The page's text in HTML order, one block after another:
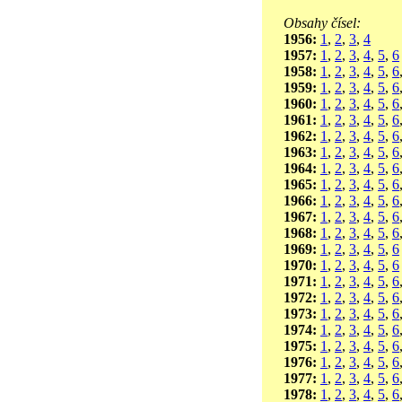
Obsahy čísel:
1956: 1 , 2, 3, 4
1957: 1 , 2, 3, 4, 5, 6
1958: 1 , 2, 3, 4, 5, 6,
1959: 1 , 2, 3, 4, 5, 6,
1960: 1 , 2, 3, 4, 5, 6,
1961: 1 , 2, 3, 4, 5, 6,
1962: 1 , 2, 3, 4, 5, 6,
1963: 1 , 2, 3, 4, 5, 6,
1964: 1 , 2, 3, 4, 5, 6,
1965: 1 , 2, 3, 4, 5, 6,
1966: 1 , 2, 3, 4, 5, 6,
1967: 1 , 2, 3, 4, 5, 6,
1968: 1 , 2, 3, 4, 5, 6,
1969: 1 , 2, 3, 4, 5, 6
1970: 1 , 2, 3, 4, 5, 6
1971: 1 , 2, 3, 4, 5, 6,
1972: 1 , 2, 3, 4, 5, 6,
1973: 1 , 2, 3, 4, 5, 6,
1974: 1 , 2, 3, 4, 5, 6,
1975: 1 , 2, 3, 4, 5, 6,
1976: 1 , 2, 3, 4, 5, 6,
1977: 1 , 2, 3, 4, 5, 6,
1978: 1 , 2, 3, 4, 5, 6,